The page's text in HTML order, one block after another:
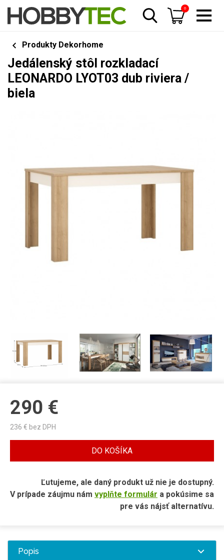
0
Produkty Dekorhome
Jedálenský stôl rozkladací
LEONARDO LYOT03 dub riviera /
biela
290 €
236 € bez DPH
DO KOŠÍKA
Ľutujeme, ale daný produkt už nie je dostupný.
V prípade záujmu nám vyplňte formulár a pokúsime sa
pre vás nájsť alternatívu.
Popis